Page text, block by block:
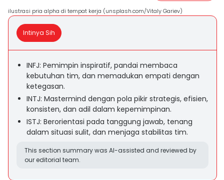
ilustrasi pria alpha di tempat kerja (unsplash.com/Vitaly Gariev)
Intinya Sih
INFJ: Pemimpin inspiratif, pandai membaca
kebutuhan tim, dan memadukan empati dengan
ketegasan.
INTJ: Mastermind dengan pola pikir strategis, efisien,
konsisten, dan adil dalam kepemimpinan.
ISTJ: Berorientasi pada tanggung jawab, tenang
dalam situasi sulit, dan menjaga stabilitas tim.
This section summary was AI-assisted and reviewed by
our editorial team.